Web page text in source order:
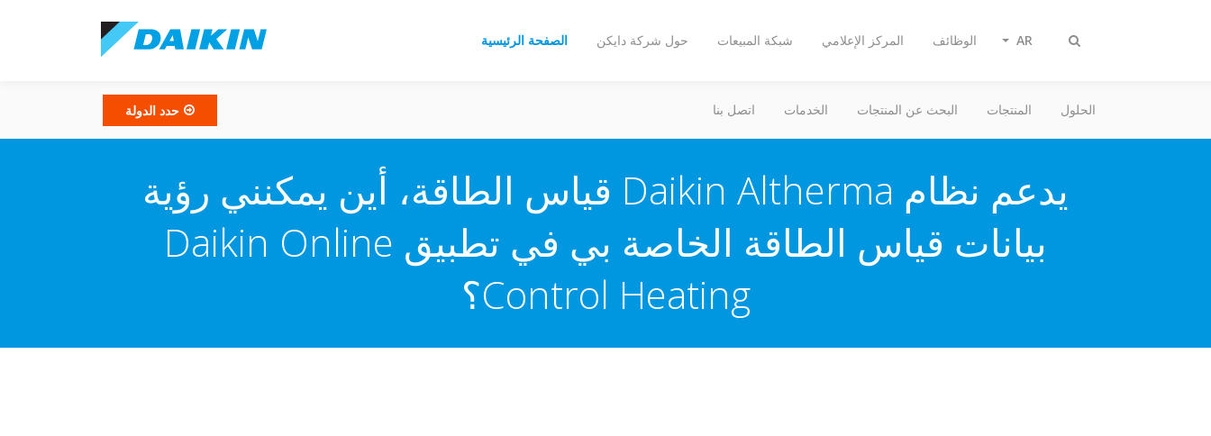
تبديل
الصفحة الرئيسية حول شركة دايكن شبكة المبيعات المركز الإعلامي الوظائف AR
الحلول المنتجات البحث عن المنتجات الخدمات اتصل بنا حدد الدولة
يدعم نظام Daikin Altherma قياس الطاقة، أين يمكنني رؤية
بيانات قياس الطاقة الخاصة بي في تطبيق Daikin Online
Control Heating؟